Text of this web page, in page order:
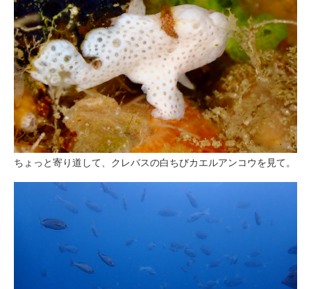
ちょっと寄り道して、クレバスの白ちびカエルアンコウを見て。